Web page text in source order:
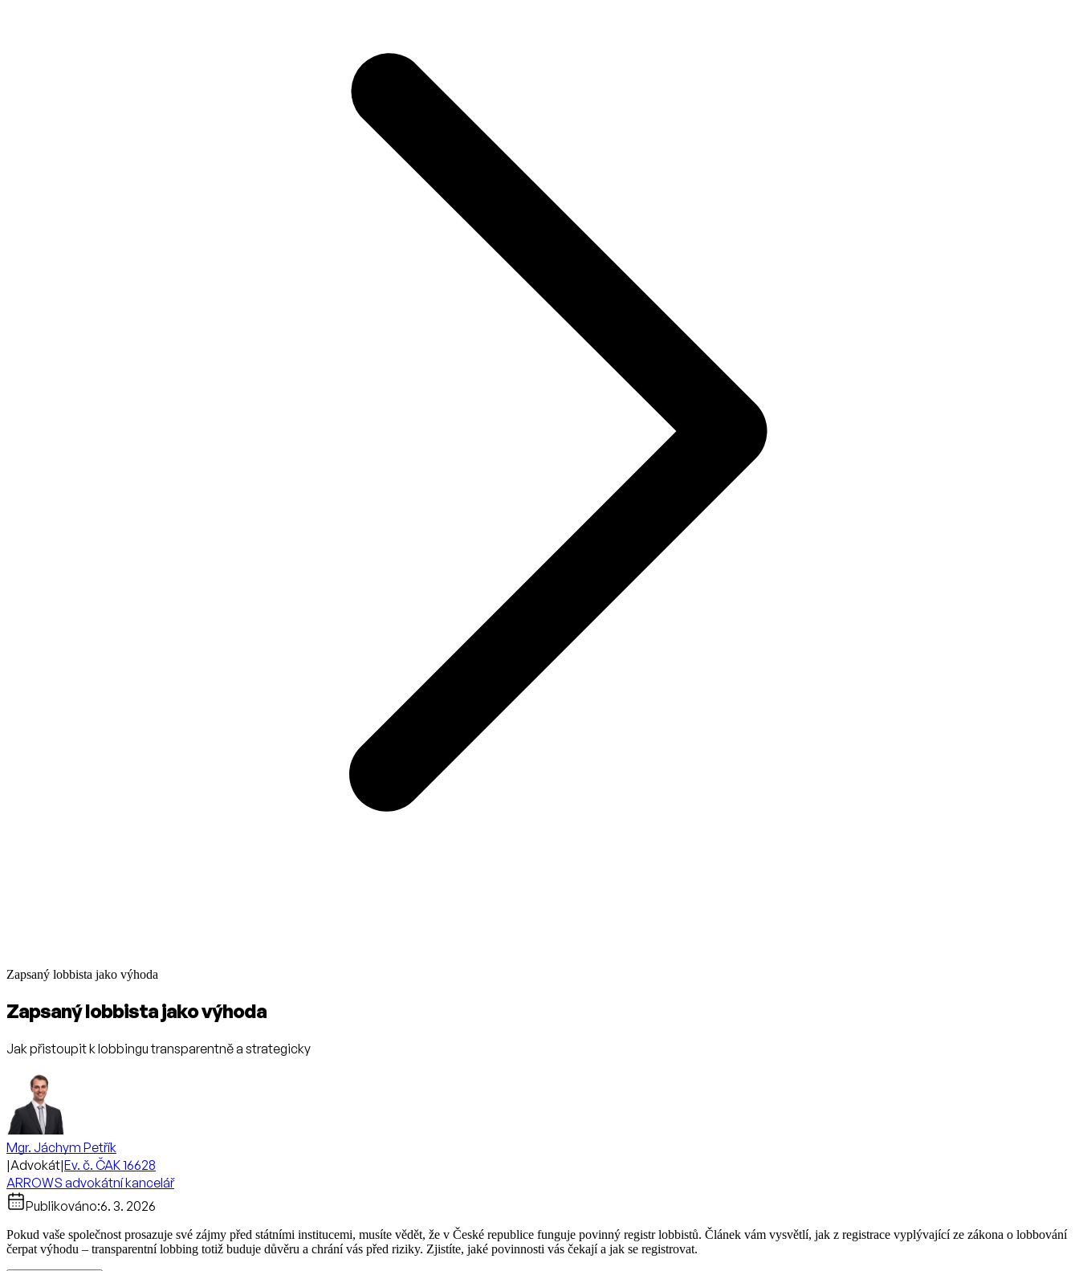
Zapsaný lobbista jako výhoda
Zapsaný lobbista jako výhoda
Jak přistoupit k lobbingu transparentně a strategicky
Mgr. Jáchym Petřík
|Advokát|Ev. č. ČAK 16628
ARROWS advokátní kancelář
Publikováno:6. 3. 2026
Pokud vaše společnost prosazuje své zájmy před státními institucemi, musíte vědět, že v České republice funguje povinný registr lobbistů. Článek vám vysvětlí, jak z registrace vyplývající ze zákona o lobbování
čerpat výhodu – transparentní lobbing totiž buduje důvěru a chrání vás před riziky. Zjistíte, jaké povinnosti vás čekají a jak se registrovat.